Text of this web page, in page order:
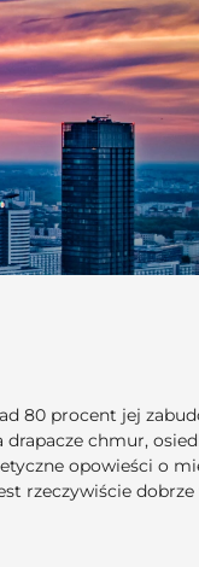
80 procent jej
drapacze chmur,
opowieści o
rzeczywiście